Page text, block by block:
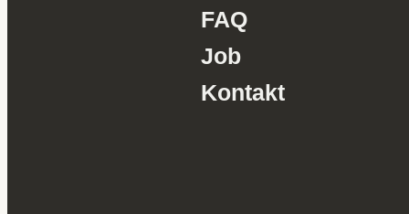
FAQ
Job
Kontakt